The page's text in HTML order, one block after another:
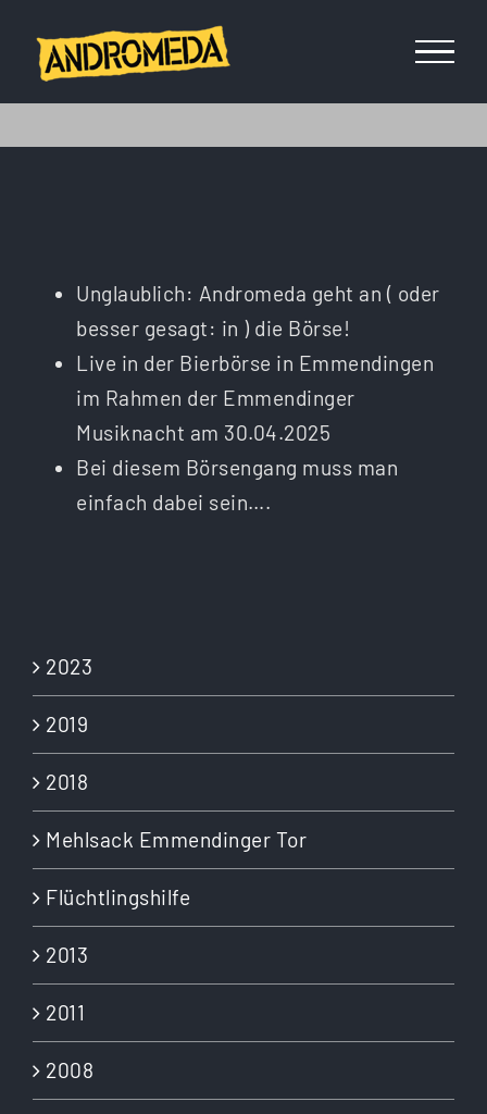
Inhalt
springen
Unglaublich: Andromeda geht an ( oder
besser gesagt: in ) die Börse!
Live in der Bierbörse in Emmendingen
im Rahmen der Emmendinger
Musiknacht am 30.04.2025
Bei diesem Börsengang muss man
einfach dabei sein….
2023
2019
2018
Mehlsack Emmendinger Tor
Flüchtlingshilfe
2013
2011
2008